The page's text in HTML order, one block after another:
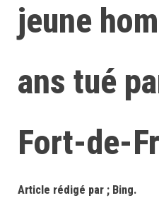
jeune
ans tué
Fort-de-
Article rédigé par ; Bing.